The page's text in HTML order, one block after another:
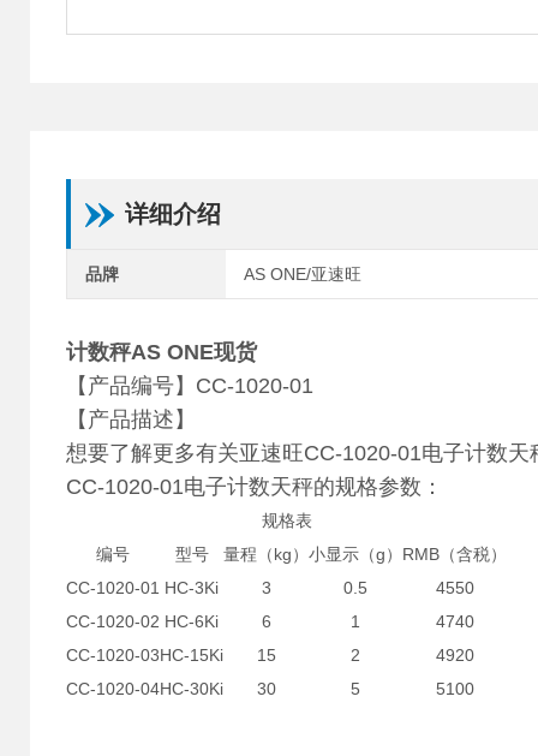
详细介绍
品牌 AS ONE/亚速旺
计数秤AS ONE现货
【产品编号】CC-1020-01
【产品描述】
想要了解更多有关亚速旺CC-1020-01电子计数
CC-1020-01电子计数天秤的规格参数：
规格表
编号
型号 量程（kg） 小显示（g） RMB（含税）
CC-1020-01 HC-3Ki 3 0.5
4550
CC-1020-02 HC-6Ki 6 1
4740
CC-1020-03HC-15Ki 15 2
4920
CC-1020-04HC-30Ki 30 5 5100